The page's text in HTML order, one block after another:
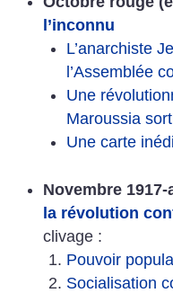
l’inconnu
L’anarchiste
l’Assemblée
Une
Maroussia
Une carte
Novembre
la révolution
clivage :
Pouvoir
Socialisation